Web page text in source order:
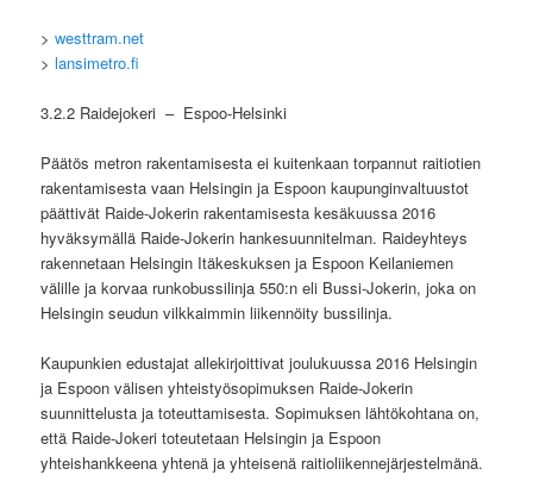
>westtram.net
>lansimetro.fi
3.2.2 Raidejokeri – Espoo-Helsinki
Päätös metron rakentamisesta ei kuitenkaan torpannut raitiotien
rakentamisesta vaan Helsingin ja Espoon kaupunginvaltuustot
päättivät Raide-Jokerin rakentamisesta kesäkuussa 2016
hyväksymällä Raide-Jokerin hankesuunnitelman. Raideyhteys
rakennetaan Helsingin Itäkeskuksen ja Espoon Keilaniemen
välille ja korvaa runkobussilinja 550:n eli Bussi-Jokerin, joka on
Helsingin seudun vilkkaimmin liikennöity bussilinja.
Kaupunkien edustajat allekirjoittivat joulukuussa 2016 Helsingin
ja Espoon välisen yhteistyösopimuksen Raide-Jokerin
suunnittelusta ja toteuttamisesta. Sopimuksen lähtökohtana on,
että Raide-Jokeri toteutetaan Helsingin ja Espoon
yhteishankkeena yhtenä ja yhteisenä raitioliikennejärjestelmänä.